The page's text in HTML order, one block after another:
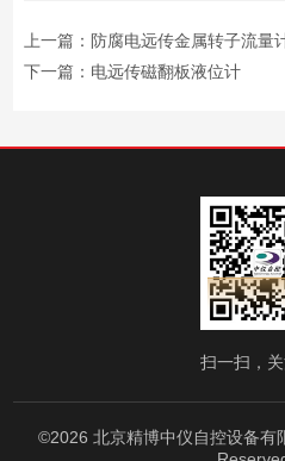
上一篇： 防腐电远传金属转子流量
下一篇： 电远传磁翻板液位计
扫一扫，
©2026 北京精博中仪自控设备有